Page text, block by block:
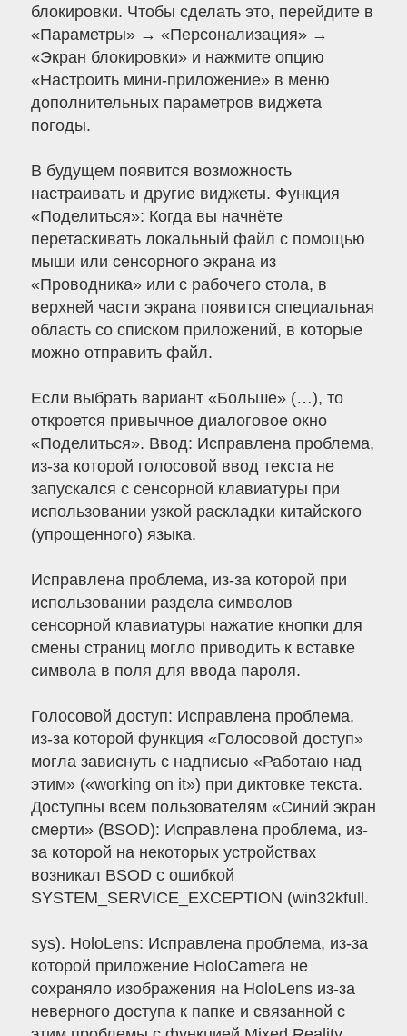
блокировки. Чтобы сделать это, перейдите в
«Параметры» → «Персонализация» →
«Экран блокировки» и нажмите опцию
«Настроить мини-приложение» в меню
дополнительных параметров виджета
погоды.
В будущем появится возможность
настраивать и другие виджеты. Функция
«Поделиться»: Когда вы начнёте
перетаскивать локальный файл с помощью
мыши или сенсорного экрана из
«Проводника» или с рабочего стола, в
верхней части экрана появится специальная
область со списком приложений, в которые
можно отправить файл.
Если выбрать вариант «Больше» (…), то
откроется привычное диалоговое окно
«Поделиться». Ввод: Исправлена проблема,
из-за которой голосовой ввод текста не
запускался с сенсорной клавиатуры при
использовании узкой раскладки китайского
(упрощенного) языка.
Исправлена проблема, из-за которой при
использовании раздела символов
сенсорной клавиатуры нажатие кнопки для
смены страниц могло приводить к вставке
символа в поля для ввода пароля.
Голосовой доступ: Исправлена проблема,
из-за которой функция «Голосовой доступ»
могла зависнуть с надписью «Работаю над
этим» («working on it») при диктовке текста.
Доступны всем пользователям «Синий экран
смерти» (BSOD): Исправлена проблема, из-
за которой на некоторых устройствах
возникал BSOD с ошибкой
SYSTEM_SERVICE_EXCEPTION (win32kfull.
sys). HoloLens: Исправлена проблема, из-за
которой приложение HoloCamera не
сохраняло изображения на HoloLens из-за
неверного доступа к папке и связанной с